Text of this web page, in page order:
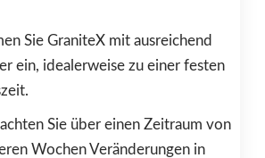
Sie GraniteX mit ausreichend
ein, idealerweise zu einer festen
Sie über einen Zeitraum von
Wochen Veränderungen in